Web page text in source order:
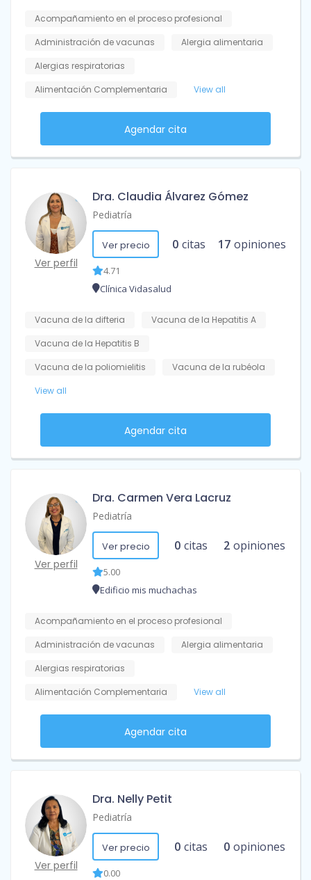
Acompañamiento en el proceso profesional
Administración de vacunas
Alergia alimentaria
Alergias respiratorias
Alimentación Complementaria
View all
Agendar cita
Ver perfil
Dra. Claudia Álvarez Gómez
Pediatría
Ver precio 0 citas 17 opiniones
4.71
Clínica Vidasalud
Vacuna de la difteria
Vacuna de la Hepatitis A
Vacuna de la Hepatitis B
Vacuna de la poliomielitis
Vacuna de la rubéola
View all
Agendar cita
Ver perfil
Dra. Carmen Vera Lacruz
Pediatría
Ver precio 0 citas 2 opiniones
5.00
Edificio mis muchachas
Acompañamiento en el proceso profesional
Administración de vacunas
Alergia alimentaria
Alergias respiratorias
Alimentación Complementaria
View all
Agendar cita
Ver perfil
Dra. Nelly Petit
Pediatría
Ver precio 0 citas 0 opiniones
0.00